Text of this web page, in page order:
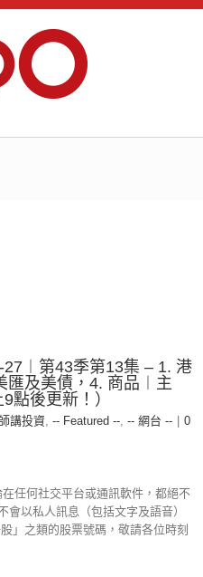
27︱第43季第13集 – 1. 港
匯及美債，4. 商品︱主
點後更新！）
講投資, -- Featured --, -- 網台 --
0
任何社交平台或通訊軟件，都絕不
以私人訊息（包括文字及語音）
」之類的股票號碼，敬請各位時刻